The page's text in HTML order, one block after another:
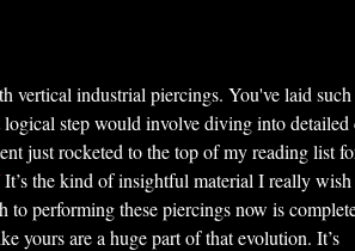
vertical industrial piercings. You've laid such
step would involve diving into detailed
just rocketed to the top of my reading list
It’s the kind of insightful material I really
to performing these piercings now is
yours are a huge part of that evolution. It’s